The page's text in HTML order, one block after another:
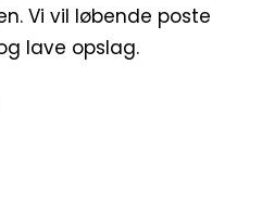
Vi vil løbende poste
lave opslag.